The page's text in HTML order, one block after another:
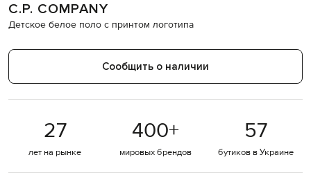
C.P. COMPANY
Детское белое поло с принтом логотипа
Сообщить о наличии
27
лет на рынке
400+
мировых брендов
57
бутиков в Украине